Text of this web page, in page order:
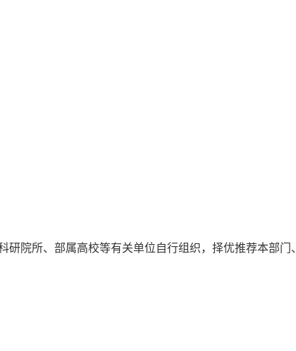
院所、部属高校等有关单位自行组织，择优推荐本部